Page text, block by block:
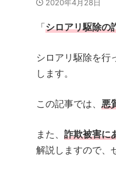
2020年4月28日
「シロアリ駆除の
シロアリ駆除を行
します。
この記事では、 悪
また、 詐欺被害に
解説しますので、